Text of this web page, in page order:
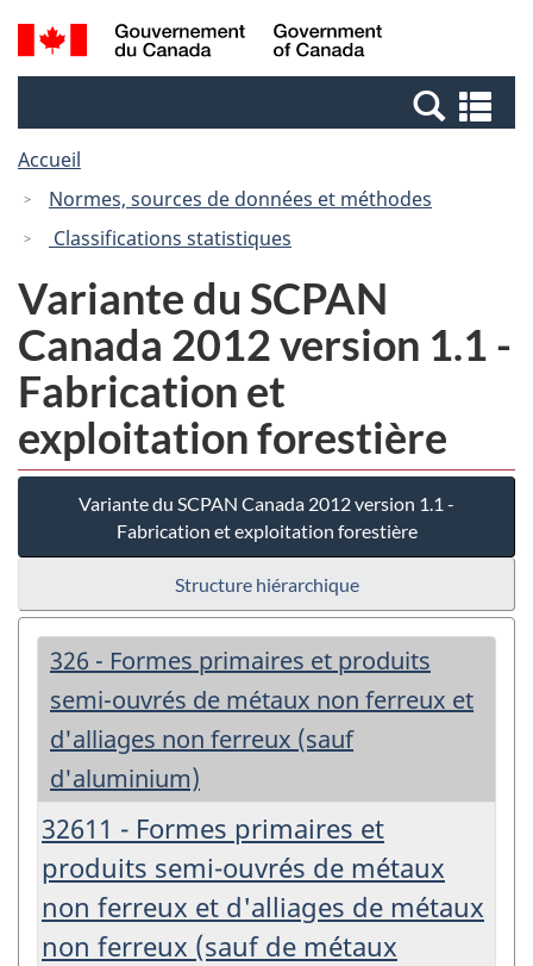
Passer
au
Passer
à
Canada
Recherche
et
et
Accueil
Normes, sources de données et méthodes
Classifications statistiques
Variante du SCPAN
Canada 2012 version 1.1 -
Fabrication et
exploitation forestière
Variante du SCPAN Canada 2012 version 1.1 -
Fabrication et exploitation forestière
Structure hiérarchique
326 - Formes primaires et produits
semi-ouvrés de métaux non ferreux et
d'alliages non ferreux (sauf
d'aluminium)
32611 - Formes primaires et
produits semi-ouvrés de métaux
non ferreux et d'alliages de métaux
non ferreux (sauf de métaux